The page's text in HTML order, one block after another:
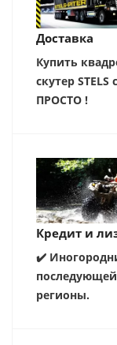
Доставка
Купить
скутер
ПРОСТО !
Кредит и
✔️
регионы.